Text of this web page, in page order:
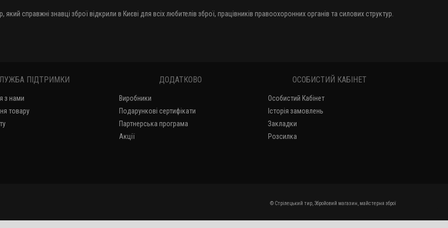
справжні знавці зброї відкрили в Києві для всіх любителів зброї, працівників правоохоронних органів та силових структур.
ПІДТРИМКИ
з нами
товару
ДОДАТКОВО
Виробники
Подарункові сертифікати
Партнерська програма
Акції
ОСОБИСТИЙ КАБІНЕТ
Особистий Кабінет
Історія замовлень
Закладки
Розсилка
© Стрілецький тир, Збройовий магазин, майстерня зброї